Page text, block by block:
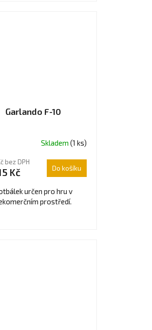
Garlando F-10
Skladem (1 ks)
bez DPH
Kč Do košíku
určen pro hru v
prostředí.